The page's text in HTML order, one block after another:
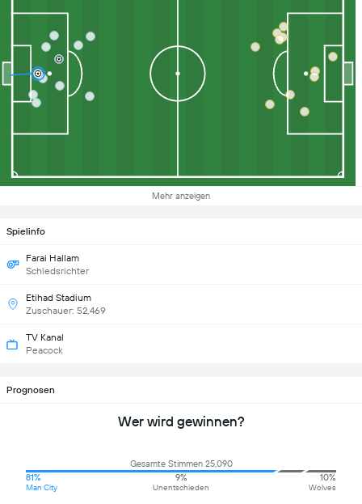
Mehr anzeigen
Spielinfo
Farai Hallam
Schiedsrichter
Etihad Stadium
Zuschauer: 52,469
TV Kanal
Peacock
Prognosen
Wer wird gewinnen?
Gesamte Stimmen 25,090
81%
Man City
9%
Unentschieden
10%
Wolves